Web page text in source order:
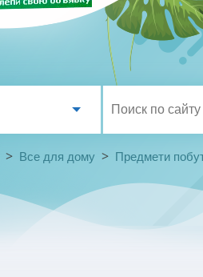
> Все для дому > Предмети